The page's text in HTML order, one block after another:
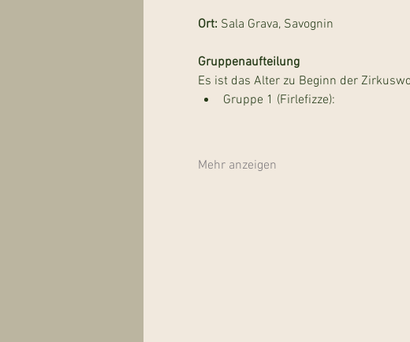
Ort: Sala Grava, Savognin
Gruppenaufteilung
Es ist das Alter zu Beginn der
Gruppe 1 (Firlefizze):
Mehr anzeigen